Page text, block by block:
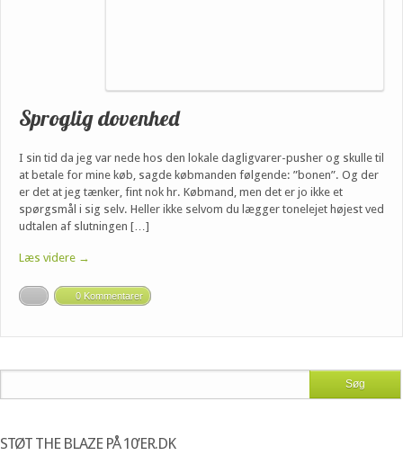
Sproglig dovenhed
I sin tid da jeg var nede hos den lokale dagligvarer-pusher og skulle til
at betale for mine køb, sagde købmanden følgende: ”bonen”. Og der
er det at jeg tænker, fint nok hr. Købmand, men det er jo ikke et
spørgsmål i sig selv. Heller ikke selvom du lægger tonelejet højest ved
udtalen af slutningen […]
Læs videre →
0 Kommentarer
STØT THE BLAZE PÅ 10’ER.DK